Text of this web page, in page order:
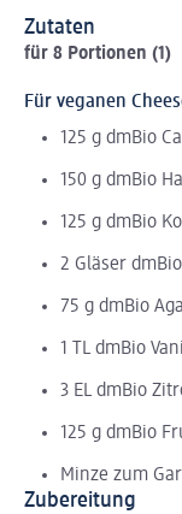
Zutaten
für 8 Portionen (1)
Für veganen
125 g dmBio
150 g dmBio
125 g dmBio
2 Gläser
75 g dmBio
1 TL dmBio
3 EL dmBio
125 g dmBio
Minze zum
Zubereitung